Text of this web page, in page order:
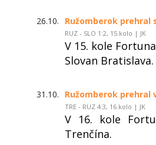
26.10. Ružomberok prehral
RUZ - SLO 1:2, 15.kolo | JK
V 15. kole
Slovan Bratislava.
31.10. Ružomberok prehral
TRE - RUZ 4:3, 16.kolo | JK
V 16. kole
Trenčína.